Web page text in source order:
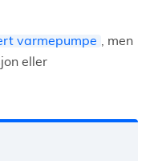
varmepumpe
, men
eller